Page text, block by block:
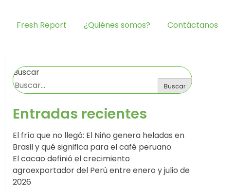
Fresh Report ¿Quiénes somos? Contáctanos
Buscar
Buscar
Entradas recientes
El frío que no llegó: El Niño genera heladas en
Brasil y qué significa para el café peruano
El cacao definió el crecimiento
agroexportador del Perú entre enero y julio de
2026